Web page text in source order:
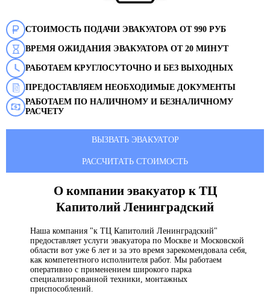
СТОИМОСТЬ ПОДАЧИ ЭВАКУАТОРА ОТ 990 РУБ
ВРЕМЯ ОЖИДАНИЯ ЭВАКУАТОРА ОТ 20 МИНУТ
РАБОТАЕМ КРУГЛОСУТОЧНО И БЕЗ ВЫХОДНЫХ
ПРЕДОСТАВЛЯЕМ НЕОБХОДИМЫЕ ДОКУМЕНТЫ
РАБОТАЕМ ПО НАЛИЧНОМУ И БЕЗНАЛИЧНОМУ
РАСЧЕТУ
ВЫЗВАТЬ ЭВАКУАТОР
РАССЧИТАТЬ СТОИМОСТЬ
О компании эвакуатор к ТЦ
Капитолий Ленинградский
Наша компания "к ТЦ Капитолий Ленинградский"
предоставляет услуги эвакуатора по Москве и Московской
области вот уже 6 лет и за это время зарекомендовала себя,
как компетентного исполнителя работ. Мы работаем
оперативно с применением широкого парка
специализированной техники, монтажных
приспособлений.